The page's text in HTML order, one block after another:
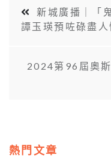
新城廣播｜「
譚玉瑛預咗碌盡人
2024第96屆奧
熱門文章